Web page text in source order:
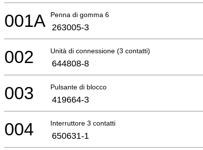
Penna di gomma 6
001A 263005-3
Unità di connessione (3 contatti)
002 644808-8
Pulsante di blocco
003 419664-3
Interruttore 3 contatti
004 650631-1